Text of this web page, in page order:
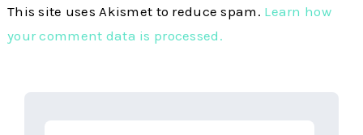
This site uses Akismet to reduce spam. Learn how
your comment data is processed.